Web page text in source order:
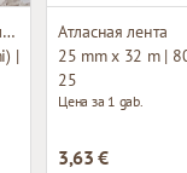
Бумажная стружка для декорирования
|
Атласная лента
25 mm x 32 m |
25
Цена за 1 gab.
3,63 €